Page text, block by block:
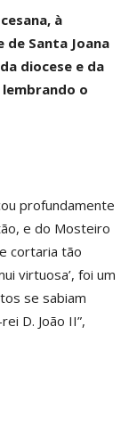
à
de Santa Joana
diocese e da
o
profundamente
e do Mosteiro
cortaria tão
virtuosa’, foi um
se sabiam
D. João II”,